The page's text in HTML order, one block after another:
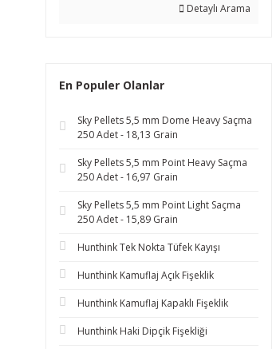
Detaylı Arama
En Populer Olanlar
Sky Pellets 5,5 mm Dome Heavy Saçma
250 Adet - 18,13 Grain
Sky Pellets 5,5 mm Point Heavy Saçma
250 Adet - 16,97 Grain
Sky Pellets 5,5 mm Point Light Saçma
250 Adet - 15,89 Grain
Hunthink Tek Nokta Tüfek Kayışı
Hunthink Kamuflaj Açık Fişeklik
Hunthink Kamuflaj Kapaklı Fişeklik
Hunthink Haki Dipçik Fişekliği